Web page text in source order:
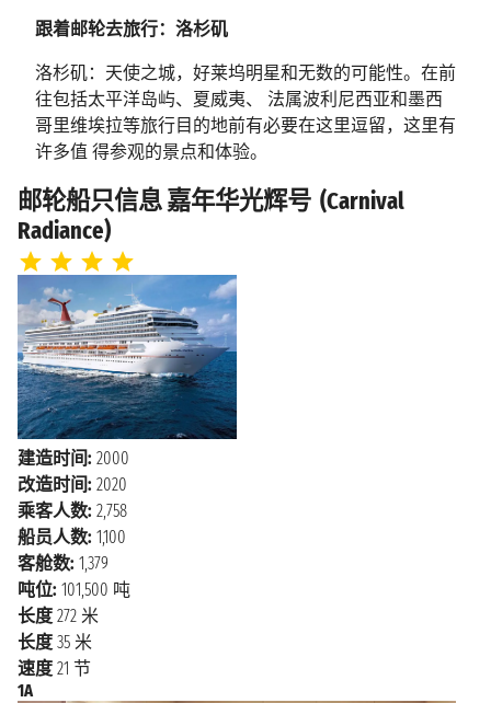
跟着邮轮去旅行：洛杉矶
洛杉矶：天使之城，好莱坞明星和无数的可能性。在前
往包括太平洋岛屿、夏威夷、 法属波利尼西亚和墨西
哥里维埃拉等旅行目的地前有必要在这里逗留，这里有
许多值 得参观的景点和体验。
洛杉矶旅行指南 ：目的地和体验
洛杉矶是众多著名旅游景点如好莱坞、星光大道、环球
影城等的发源地。此外，洛杉 矶还是美国“国家地理”杂
志推荐的一生必去50个地方之一，不妨现在就跟着邮轮
去洛 杉矶的海边感受明媚的加州阳光吧！这里有许多
剧院，包括杜比剧院，还有专门介绍 电影历史的博物
馆和世界闻名的星光大道，在这里你还可以找到一颗星
星是献给电影 《爱之船》（注：1977年间的一部脍炙人
口的电视影集“爱之船The Love Boat”，掀起 了一阵游轮
旅游的旋风，至今，“爱之船”这个字眼仍是许多人心中
游轮的代名词。影片 中那艘优美造型、内装典雅的游
轮主要就是于太平洋公主号邮轮上拍摄。），正是该
系列电影将游船推向了世界！另一个受欢迎的目的地是
盖蒂中心，这是一个收藏了大 量欧洲和美国艺术品的
博物馆，在这里还可以看到城市和海洋的迷人景色。还
有圣塔 莫尼卡码头及海滩，那里的餐厅和酒吧会让你
感到惊讶，在那里你可以在夕阳西下的 美妙时刻小酌
一杯。
邮轮船只信息 嘉年华光辉号 (Carnival
Radiance)
建造时间: 2000
改造时间: 2020
乘客人数: 2,758
船员人数: 1,100
客舱数: 1,379
吨位: 101,500 吨
长度 272 米
长度 35 米
速度 21 节
1A